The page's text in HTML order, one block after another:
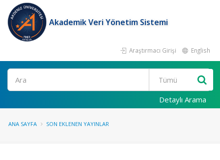
Akademik Veri Yönetim Sistemi
Araştırmacı Girişi English
Ara
Detaylı Arama
ANA SAYFA SON EKLENEN YAYINLAR